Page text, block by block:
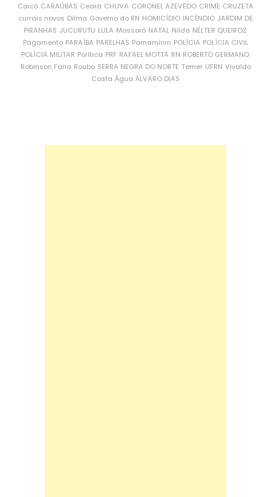
Caicó CARAÚBAS Ceará CHUVA CORONEL AZEVEDO CRIME CRUZETA
currais novos Dilma Governo do RN HOMICÍDIO INCÊNDIO JARDIM DE
PIRANHAS JUCURUTU LULA Mossoró NATAL Nilda NÉLTER QUEIROZ
Pagamento PARAÍBA PARELHAS Parnamirim POLÍCIA POLÍCIA CIVIL
POLÍCIA MILITAR Política PRF RAFAEL MOTTA RN ROBERTO GERMANO
Robinson Faria Roubo SERRA NEGRA DO NORTE Temer UFRN Vivaldo
Costa Água ÁLVARO DIAS